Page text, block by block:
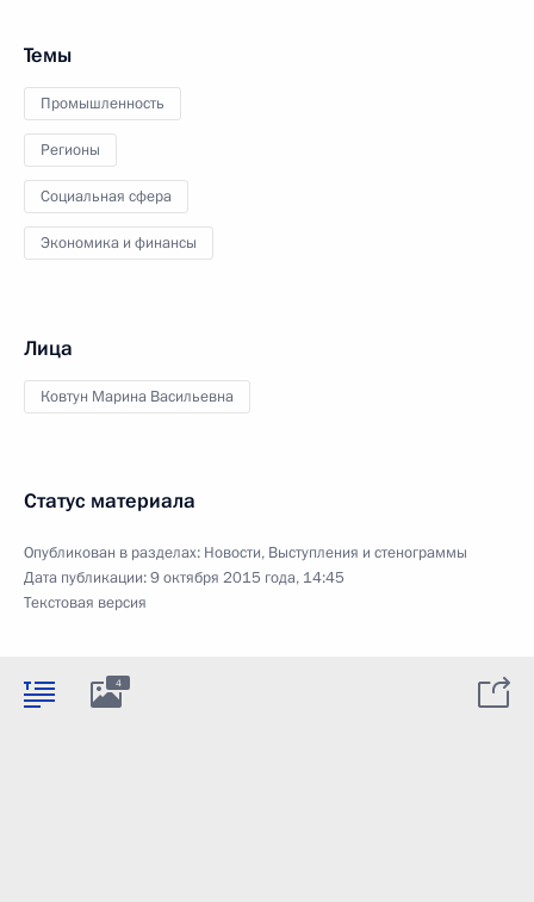
Темы
Промышленность
Регионы
Социальная сфера
Экономика и финансы
Лица
Ковтун Марина Васильевна
Статус материала
Опубликован в разделах: Новости, Выступления и стенограммы
Дата публикации:9 октября 2015 года, 14:45
Текстовая версия
4